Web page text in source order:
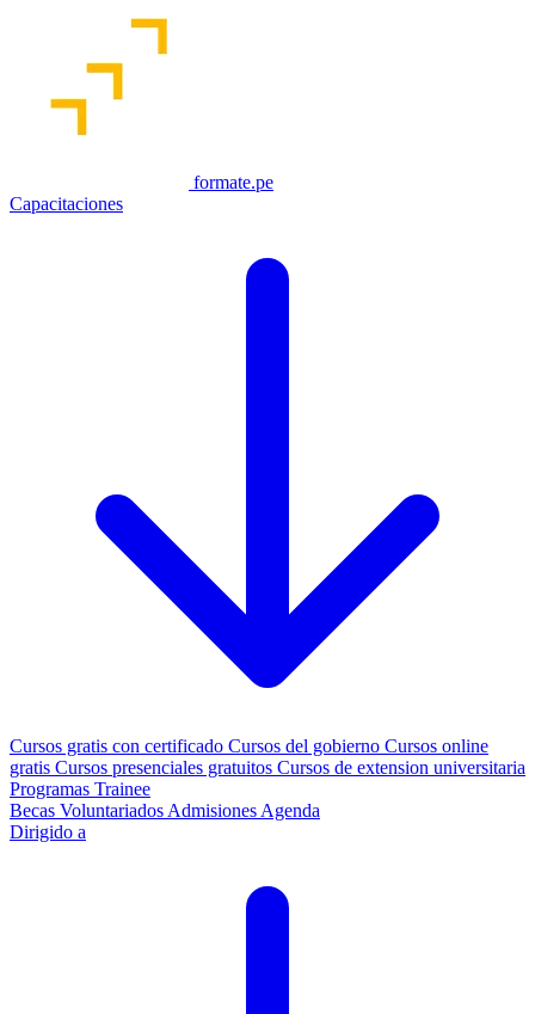
formate.pe
Capacitaciones
Cursos gratis con certificado Cursos del gobierno Cursos online
gratis Cursos presenciales gratuitos Cursos de extension universitaria
Programas Trainee
Becas Voluntariados Admisiones Agenda
Dirigido a